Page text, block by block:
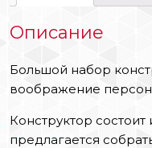
Описание
Большой набор
воображение
Конструктор
предлагается